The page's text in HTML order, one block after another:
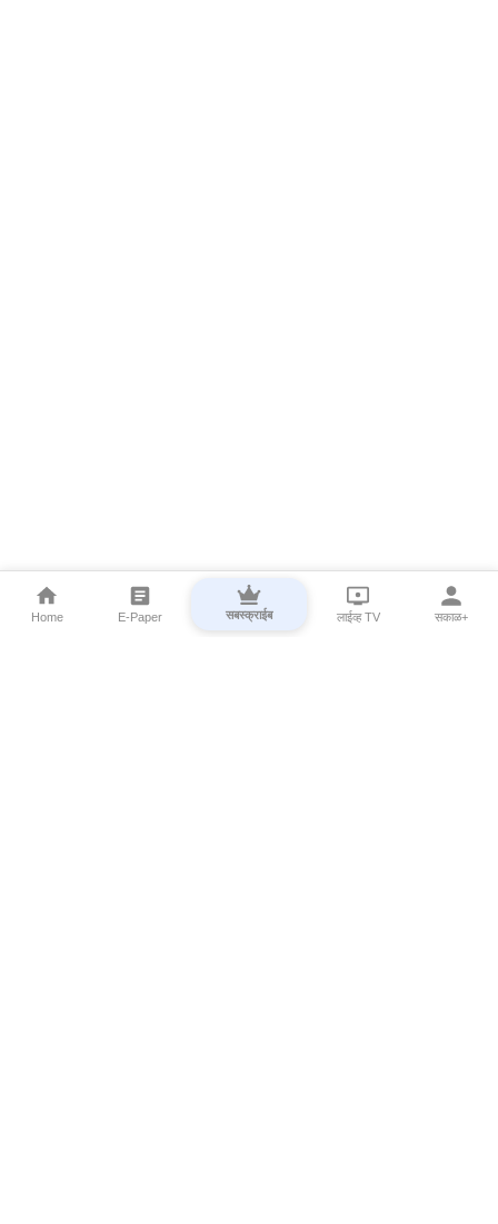
Home E-Paper सबस्क्राईब लाईव्ह TV सकाळ+